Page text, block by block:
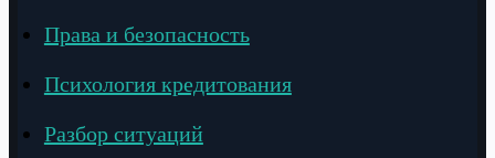
Права и безопасность
Психология кредитования
Разбор ситуаций